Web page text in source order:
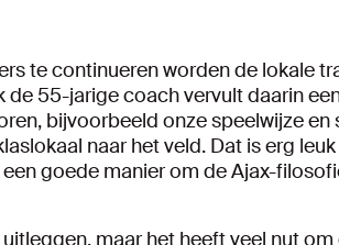
te continueren worden de lokale
55-jarige coach vervult daarin
bijvoorbeeld onze speelwijze en
naar het veld. Dat is erg
goede manier om de Ajax-
maar het heeft veel nut